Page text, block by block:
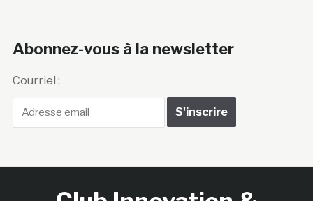
Abonnez-vous à la newsletter
Courriel :